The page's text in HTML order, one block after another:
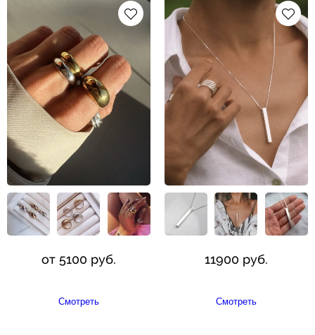
от 5100 руб.
Смотреть
11900 руб.
Смотреть